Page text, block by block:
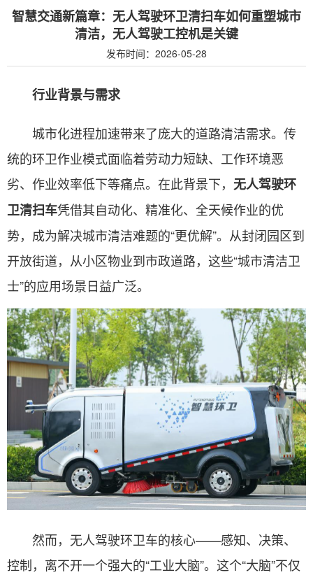
智慧交通新篇章：无人驾驶环卫清扫车如何重塑城市
清洁，无人驾驶工控机是关键
发布时间：2026-05-28
行业背景与需求
城市化进程加速带来了庞大的道路清洁需求。传
统的环卫作业模式面临着劳动力短缺、工作环境恶
劣、作业效率低下等痛点。在此背景下， 无人驾驶环
卫清扫车凭借其自动化、精准化、全天候作业的优
势，成为解决城市清洁难题的“更优解”。从封闭园区到
开放街道，从小区物业到市政道路，这些“城市清洁卫
士”的应用场景日益广泛。
然而，无人驾驶环卫车的核心——感知、决策、
控制，离不开一个强大的“工业大脑”。这个“大脑”不仅